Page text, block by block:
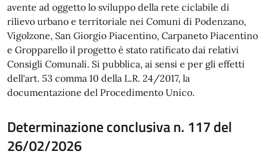
avente ad oggetto lo sviluppo della rete ciclabile di
rilievo urbano e territoriale nei Comuni di Podenzano,
Vigolzone, San Giorgio Piacentino, Carpaneto Piacentino
e Gropparello il progetto è stato ratificato dai relativi
Consigli Comunali. Si pubblica, ai sensi e per gli effetti
dell'art. 53 comma 10 della L.R. 24/2017, la
documentazione del Procedimento Unico.
Determinazione conclusiva n. 117 del
26/02/2026